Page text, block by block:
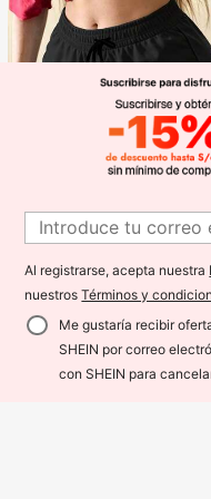
FARYUN
vos para mujer con diseño de
abierto, cintura elástica,
cortos deportivos casuales de
no de 3/4 de largo
70+ vendidos
S/9.00 -50%
Al registrarse, acepta nuestra
nuestrosTérminos y
Me gustaría recibir
SHEIN por correo
con SHEIN para